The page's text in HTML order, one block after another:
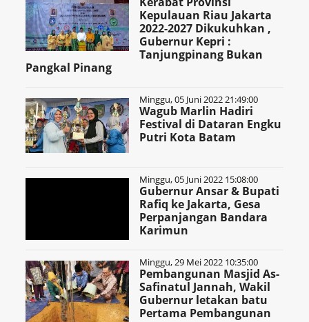
Kepulauan Riau Jakarta
2022-2027 Dikukuhkan ,
Gubernur Kepri :
Tanjungpinang Bukan
Pangkal Pinang
Minggu, 05 Juni 2022 21:49:00
Wagub Marlin Hadiri
Festival di Dataran Engku
Putri Kota Batam
Minggu, 05 Juni 2022 15:08:00
Gubernur Ansar & Bupati
Rafiq ke Jakarta, Gesa
Perpanjangan Bandara
Karimun
Minggu, 29 Mei 2022 10:35:00
Pembangunan Masjid As-
Safinatul Jannah, Wakil
Gubernur letakan batu
Pertama Pembangunan